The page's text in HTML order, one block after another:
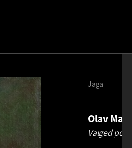
Olav
Valged
Jaga